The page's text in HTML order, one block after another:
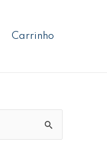
Carrinho